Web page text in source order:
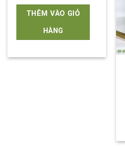
THÊM VÀO GIỎ
HÀNG